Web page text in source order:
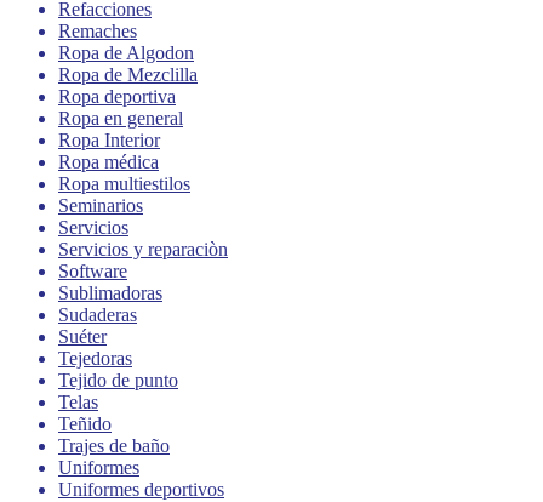
Refacciones
Remaches
Ropa de Algodon
Ropa de Mezclilla
Ropa deportiva
Ropa en general
Ropa Interior
Ropa médica
Ropa multiestilos
Seminarios
Servicios
Servicios y reparaciòn
Software
Sublimadoras
Sudaderas
Suéter
Tejedoras
Tejido de punto
Telas
Teñido
Trajes de baño
Uniformes
Uniformes deportivos